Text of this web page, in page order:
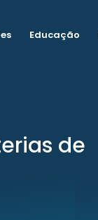
Educação
de